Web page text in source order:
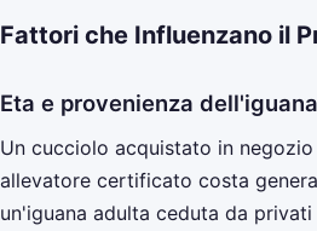
Fattori che Influenzano il
Eta e provenienza dell'iguana
Un cucciolo acquistato in
allevatore certificato costa
un'iguana adulta ceduta da